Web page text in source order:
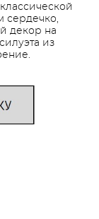
сердечко,
декор на
из